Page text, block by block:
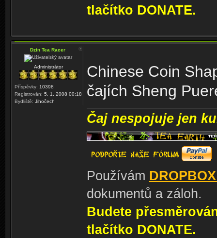
tlačítko DONATE.
Dzin Tea Racer
Administrátor
Příspěvky: 10398
Registrován: 5. 1. 2008 00:18
Bydliště: Jihočech
Chinese Coin
čajích Sheng
Čaj nespojuje jen
Používám
dokumentů a záloh.
Budete
tlačítko DONATE.